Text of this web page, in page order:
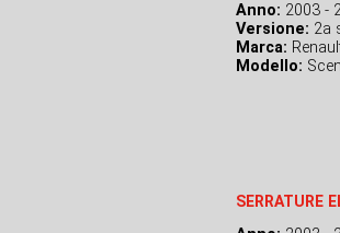
Anno: 2003 -
Versione: 2a
Marca:
Modello:
SERRATURE